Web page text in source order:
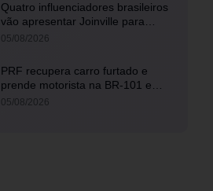
Quatro influenciadores brasileiros
vão apresentar Joinville para
mais de 3 milhões de seguidores
05/08/2026
PRF recupera carro furtado e
prende motorista na BR-101 em
Joinville
05/08/2026